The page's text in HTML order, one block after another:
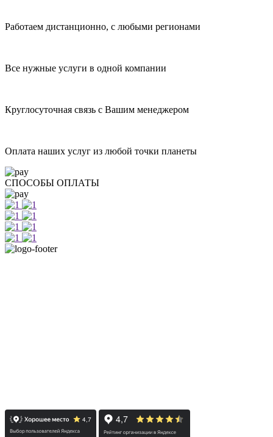
Работаем дистанционно, с любыми регионами
Все нужные услуги в одной компании
Круглосуточная связь с Вашим менеджером
Оплата наших услуг из любой точки планеты
СПОСОБЫ ОПЛАТЫ